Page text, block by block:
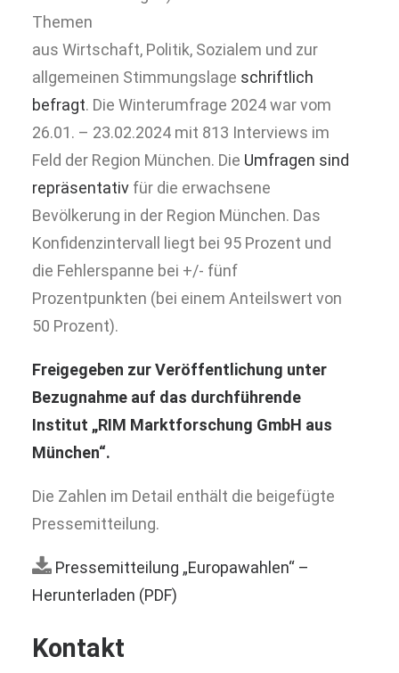
Themen
aus Wirtschaft, Politik, Sozialem und zur
allgemeinen Stimmungslage schriftlich
befragt. Die Winterumfrage 2024 war vom
26.01. – 23.02.2024 mit 813 Interviews im
Feld der Region München. Die Umfragen sind
repräsentativ für die erwachsene
Bevölkerung in der Region München. Das
Konfidenzintervall liegt bei 95 Prozent und
die Fehlerspanne bei +/- fünf
Prozentpunkten (bei einem Anteilswert von
50 Prozent).
Freigegeben zur Veröffentlichung unter
Bezugnahme auf das durchführende
Institut „RIM Marktforschung GmbH aus
München“.
Die Zahlen im Detail enthält die beigefügte
Pressemitteilung.
Pressemitteilung „Europawahlen“ –
Herunterladen (PDF)
Kontakt